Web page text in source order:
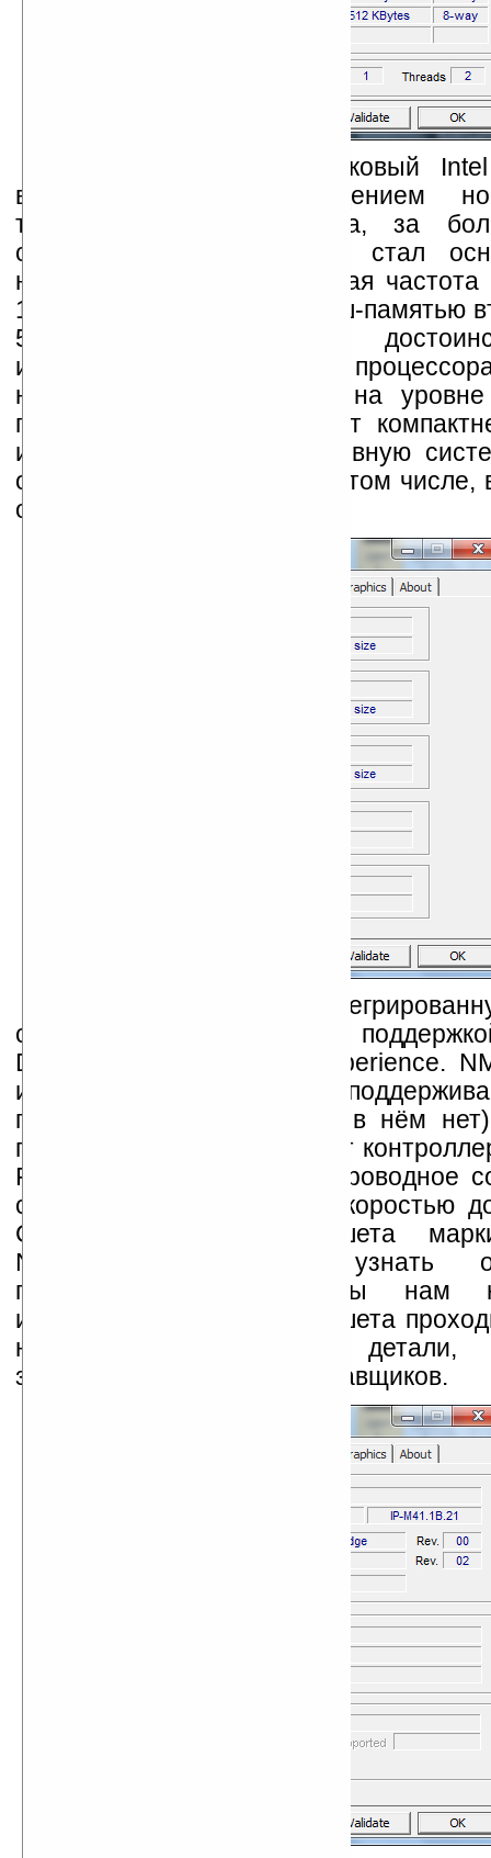
Одноядерный двухпотоковый
выполненный с соблюдением
технологического процесса, за
существования на рынке стал
недорогих нетбуков. Рабочая
1,66 ГГц, он оснащается кэш-памятью
512 Кбайт. Важным
использования в планшете)
низкий TDP, остающийся на
позволяет сделать планшет
использовать менее массивную
охлаждения и увеличить, в том числе,
от батареи.
Чипсет содержит
систему Intel HD Audio с
Dolby PC Entertainment Experience.
интерфейс SATA 3 Гбит/с,
портов USB 2.0 (USB 3.0 в нём
портов PCI Express и имеет
Fast Ethernet, с которым проводное
сети может работать со скоростью
Системная плата планшета
NAVIGATOR, поэтому узнать
производителя платформы нам
известно, что сборка планшета
но комплектующие и детали,
закупаются у мировых поставщиков.